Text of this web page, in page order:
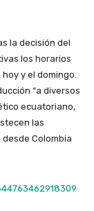
la decisión del
los horarios
y el domingo.
“a diversos
ecuatoriano,
las
Colombia